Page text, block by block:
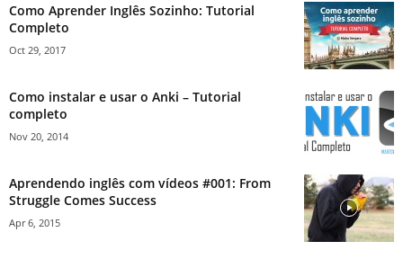
Como Aprender Inglês Sozinho: Tutorial
Completo
Oct 29, 2017
Como instalar e usar o Anki – Tutorial
completo
Nov 20, 2014
Aprendendo inglês com vídeos #001: From
Struggle Comes Success
Apr 6, 2015